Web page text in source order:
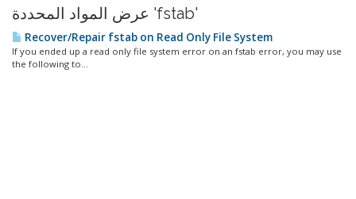
عرض المواد المحددة 'fstab'
Recover/Repair fstab on Read Only File System
If you ended up a read only file system error on an fstab error, you may use
the following to...